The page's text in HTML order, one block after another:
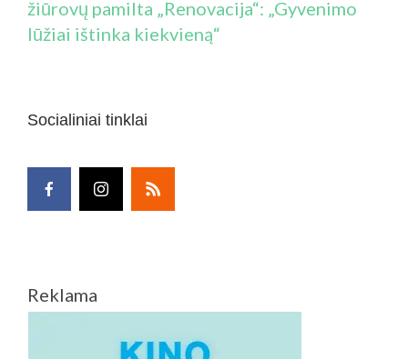
žiūrovų pamilta „Renovacija“: „Gyvenimo
lūžiai ištinka kiekvieną“
Socialiniai tinklai
Reklama